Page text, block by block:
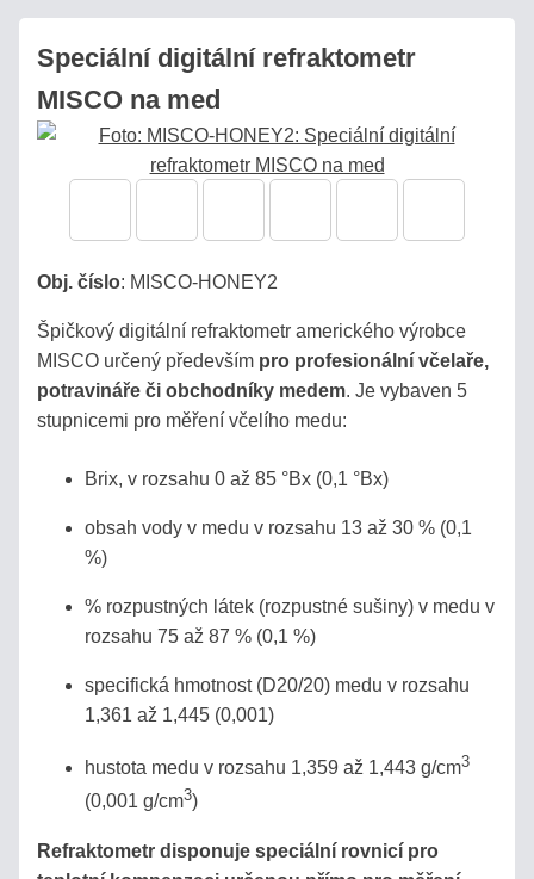
Speciální digitální refraktometr
MISCO na med
Obj. číslo: MISCO-HONEY2
Špičkový digitální refraktometr amerického výrobce
MISCO určený především pro profesionální včelaře,
potravináře či obchodníky medem. Je vybaven 5
stupnicemi pro měření včelího medu:
Brix, v rozsahu 0 až 85 °Bx (0,1 °Bx)
obsah vody v medu v rozsahu 13 až 30 % (0,1
%)
% rozpustných látek (rozpustné sušiny) v medu v
rozsahu 75 až 87 % (0,1 %)
specifická hmotnost (D20/20) medu v rozsahu
1,361 až 1,445 (0,001)
hustota medu v rozsahu 1,359 až 1,443 g/cm3
(0,001 g/cm3)
Refraktometr disponuje speciální rovnicí pro
PÁLENKY
AUTOMOBILY
INDEX
MOČ,
URINA
ROZTOKY,
SOLANKY
VÝROBKY
DIGITÁLNÍ